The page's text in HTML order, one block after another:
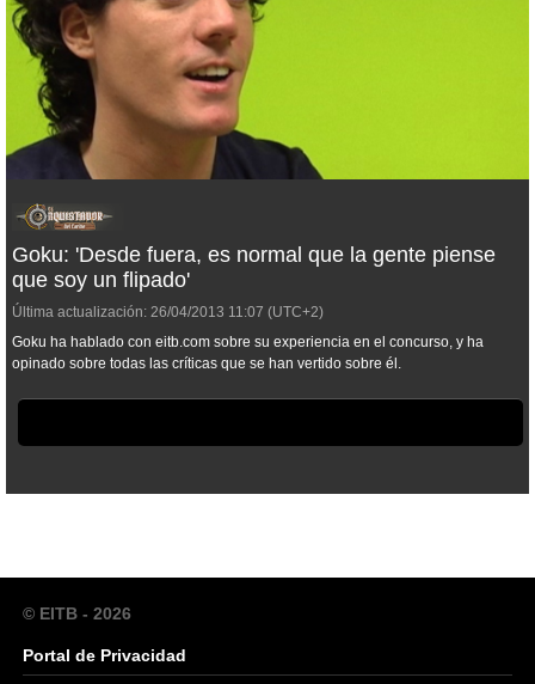
Goku: 'Desde fuera, es normal que la gente piense
que soy un flipado'
Última actualización: 26/04/2013 11:07 (UTC+2)
Goku ha hablado con eitb.com sobre su experiencia en el concurso, y ha
opinado sobre todas las críticas que se han vertido sobre él.
© EITB - 2026
Portal de Privacidad